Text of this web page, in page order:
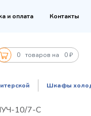
и оплата Контакты
0 товаров на 0 ₽
Шкафы
10/7-С